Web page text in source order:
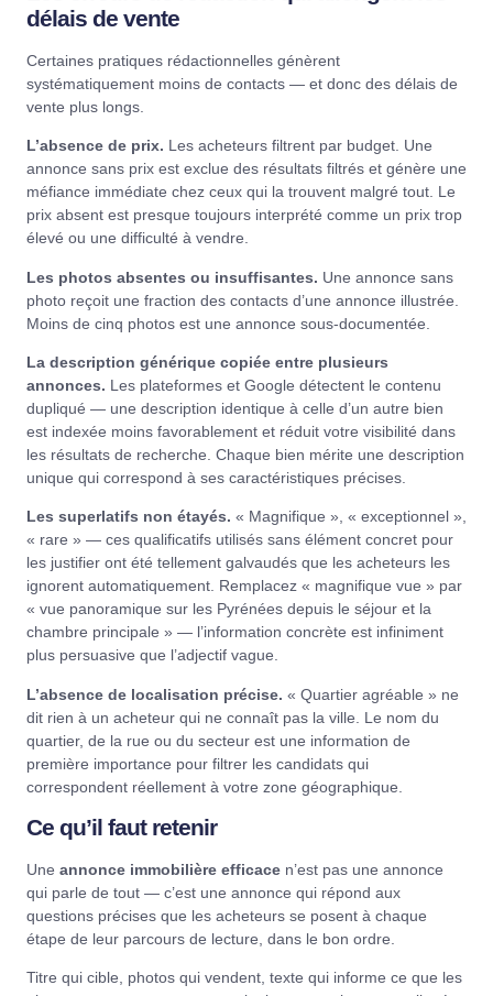
délais de vente
Certaines pratiques rédactionnelles génèrent
systématiquement moins de contacts — et donc des délais de
vente plus longs.
L’absence de prix. Les acheteurs filtrent par budget. Une
annonce sans prix est exclue des résultats filtrés et génère une
méfiance immédiate chez ceux qui la trouvent malgré tout. Le
prix absent est presque toujours interprété comme un prix trop
élevé ou une difficulté à vendre.
Les photos absentes ou insuffisantes. Une annonce sans
photo reçoit une fraction des contacts d’une annonce illustrée.
Moins de cinq photos est une annonce sous-documentée.
La description générique copiée entre plusieurs
annonces. Les plateformes et Google détectent le contenu
dupliqué — une description identique à celle d’un autre bien
est indexée moins favorablement et réduit votre visibilité dans
les résultats de recherche. Chaque bien mérite une description
unique qui correspond à ses caractéristiques précises.
Les superlatifs non étayés. « Magnifique », « exceptionnel »,
« rare » — ces qualificatifs utilisés sans élément concret pour
les justifier ont été tellement galvaudés que les acheteurs les
ignorent automatiquement. Remplacez « magnifique vue » par
« vue panoramique sur les Pyrénées depuis le séjour et la
chambre principale » — l’information concrète est infiniment
plus persuasive que l’adjectif vague.
L’absence de localisation précise. « Quartier agréable » ne
dit rien à un acheteur qui ne connaît pas la ville. Le nom du
quartier, de la rue ou du secteur est une information de
première importance pour filtrer les candidats qui
correspondent réellement à votre zone géographique.
Ce qu’il faut retenir
Une annonce immobilière efficace n’est pas une annonce
qui parle de tout — c’est une annonce qui répond aux
questions précises que les acheteurs se posent à chaque
étape de leur parcours de lecture, dans le bon ordre.
Titre qui cible, photos qui vendent, texte qui informe ce que les